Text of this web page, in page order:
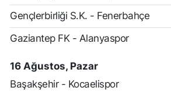
Gençlerbirliği S.K. - Fenerbahçe
Gaziantep FK - Alanyaspor
16 Ağustos, Pazar
Başakşehir - Kocaelispor